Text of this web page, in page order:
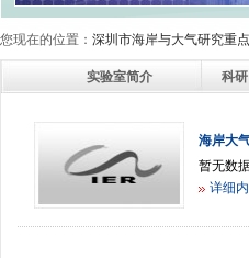
您现在的位置： 深圳市海岸与大气研究重
实验室简介 科
海岸大
暂无数
详细